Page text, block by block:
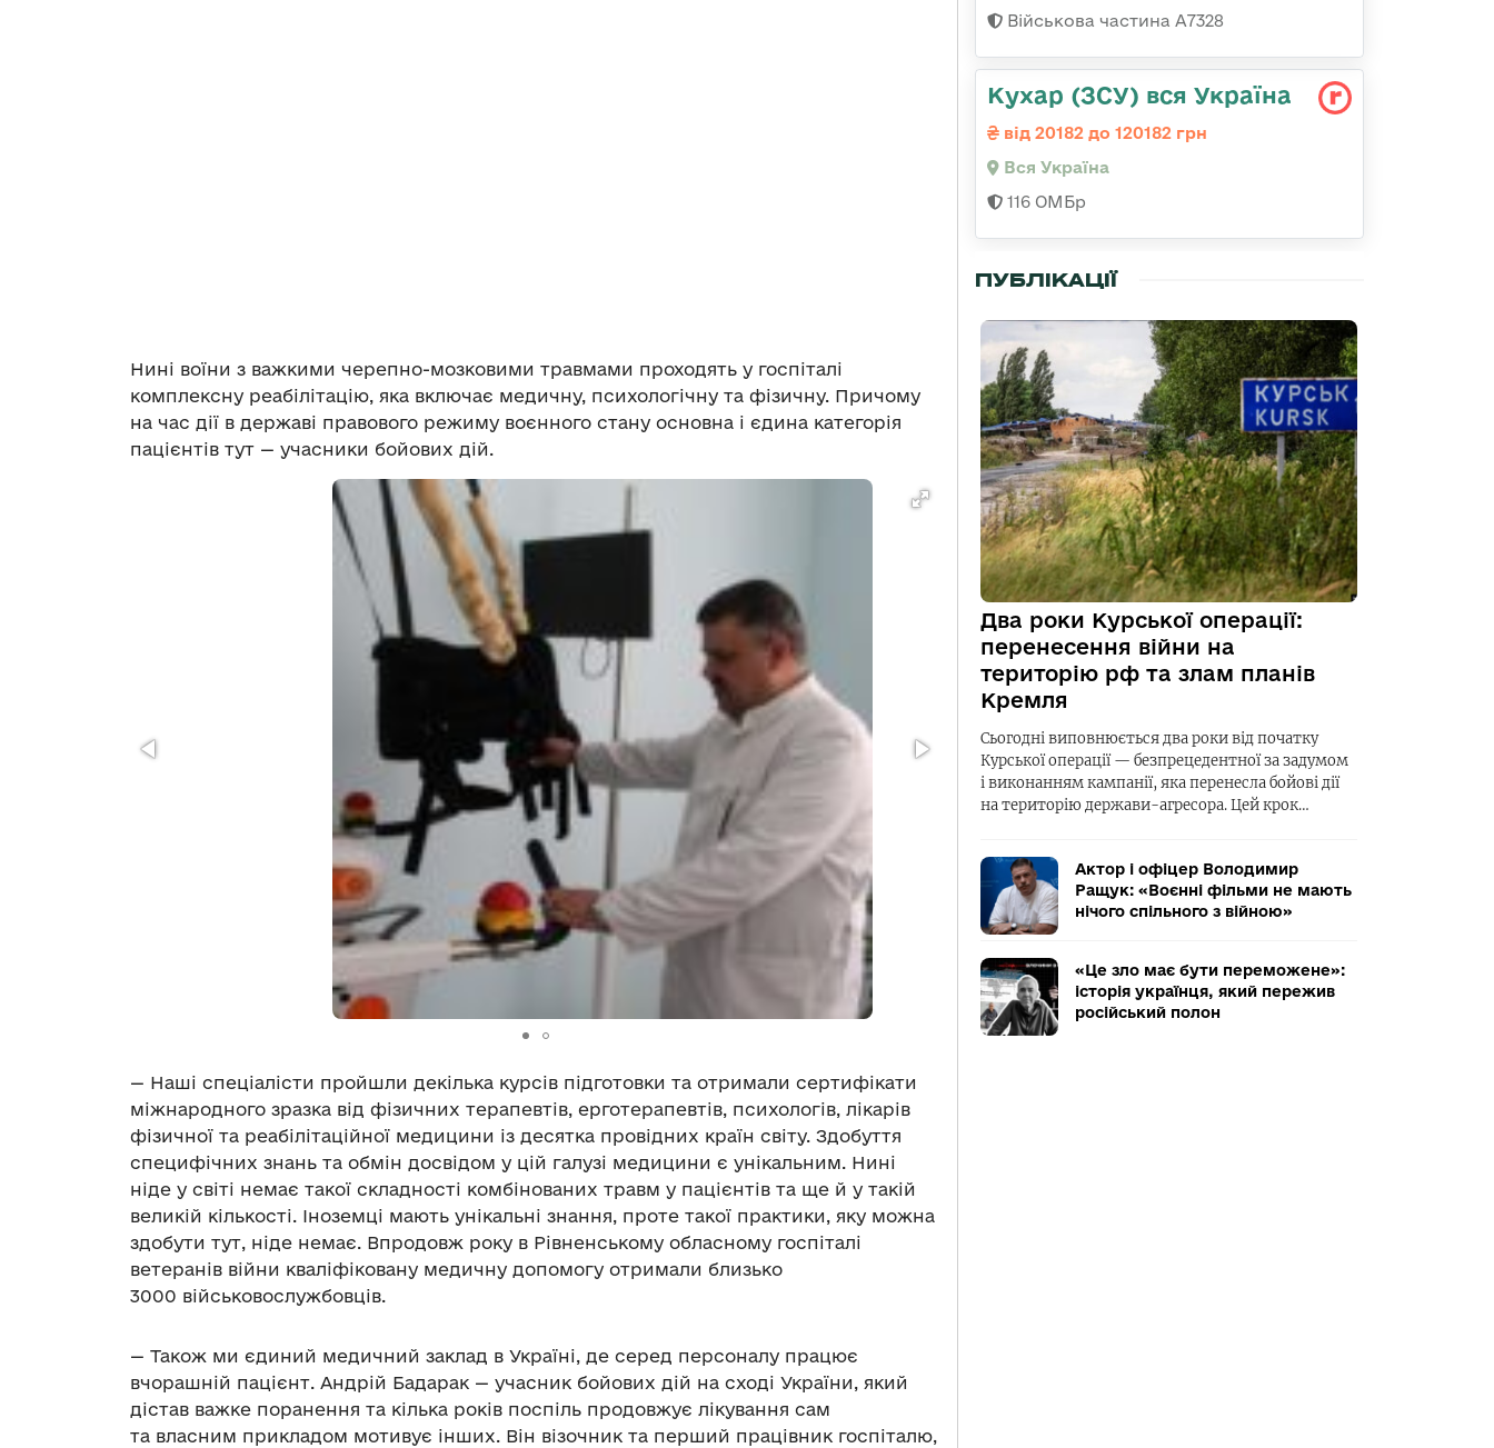
Нині воїни з важкими черепно-мозковими травмами проходять у госпіталі
комплексну реабілітацію, яка включає медичну, психологічну та фізичну. Причому
на час дії в державі правового режиму воєнного стану основна і єдина категорія
пацієнтів тут — учасники бойових дій.
— Наші спеціалісти пройшли декілька курсів підготовки та отримали сертифікати
міжнародного зразка від фізичних терапевтів, ерготерапевтів, психологів, лікарів
фізичної та реабілітаційної медицини із десятка провідних країн світу. Здобуття
специфічних знань та обмін досвідом у цій галузі медицини є унікальним. Нині
ніде у світі немає такої складності комбінованих травм у пацієнтів та ще й у такій
великій кількості. Іноземці мають унікальні знання, проте такої практики, яку можна
здобути тут, ніде немає. Впродовж року в Рівненському обласному госпіталі
ветеранів війни кваліфіковану медичну допомогу отримали близько
3000 військовослужбовців.
— Також ми єдиний медичний заклад в Україні, де серед персоналу працює
вчорашній пацієнт. Андрій Бадарак — учасник бойових дій на сході України, який
дістав важке поранення та кілька років поспіль продовжує лікування сам
та власним прикладом мотивує інших. Він візочник та перший працівник госпіталю,
Військова частина А7328
Кухар (ЗСУ) вся Україна
від 20182 до 120182 грн
Вся Україна
116 ОМБр
ПУБЛІКАЦІЇ
Два роки Курської операції:
перенесення війни на
територію рф та злам планів
Кремля
Сьогодні виповнюється два роки від початку
Курської операції — безпрецедентної за задумом
і виконанням кампанії, яка перенесла бойові дії
на територію держави-агресора. Цей крок…
Актор і офіцер Володимир
Ращук: «Воєнні фільми не мають
нічого спільного з війною»
«Це зло має бути переможене»:
історія українця, який пережив
російський полон